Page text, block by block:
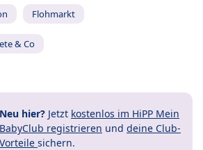
Flohmarkt
& Co
Neu hier? Jetzt kostenlos im HiPP Mein
BabyClub registrieren und deine Club-
Vorteile sichern.